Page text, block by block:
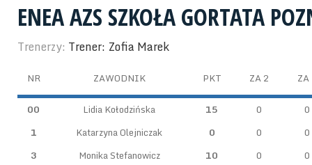
ENEA AZS SZKOŁA GORTATA
Trenerzy: Trener: Zofia Marek
NR ZAWODNIK PKT ZA 2 ZA
00 Lidia Kołodzińska 15 0
0
1
Katarzyna Olejniczak 0 0
0
3
Monika Stefanowicz 10 0
0